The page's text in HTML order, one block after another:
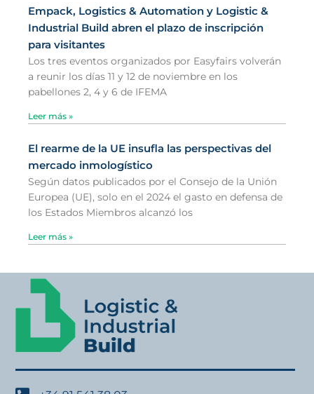
Empack, Logistics & Automation y Logistic &
Industrial Build abren el plazo de inscripción
para visitantes
Los tres eventos organizados por Easyfairs volverán
a reunir los días 11 y 12 de noviembre en los
pabellones 2, 4 y 6 de IFEMA
Leer más »
El rearme de la UE insufla las perspectivas del
mercado inmologístico
Según datos publicados por el Consejo de la Unión
Europea (UE), solo en el 2024 el gasto en defensa de
los Estados Miembros alcanzó los
Leer más »